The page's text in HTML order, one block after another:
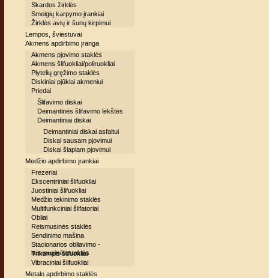
Skardos žirklės
Smeigių karpymo įrankiai
Žirklės avių ir šunų kirpimui
Lempos, šviestuvai
Akmens apdirbimo įranga
Akmens pjovimo staklės
Akmens šlifuokliai/poliruokliai
Plytelių gręžimo staklės
Diskiniai pjūklai akmeniui
Priedai
Šlifavimo diskai
Deimantinės šlifavimo lėkštės
Deimantiniai diskai
Deimantiniai diskai asfaltui
Diskai sausam pjovimui
Diskai šlapiam pjovimui
Medžio apdirbimo įrankiai
Frezeriai
Ekscentriniai šlifuokliai
Juostiniai šlifuokliai
Medžio tekinimo staklės
Multifunkciniai šlifatoriai
Obliai
Reismusinės staklės
Sendinimo mašina
Stacionarios obliavimo -
reismusinės staklės
Trikampis šlifuokliai
Vibraciniai šlifuokliai
Metalo apdirbimo staklės